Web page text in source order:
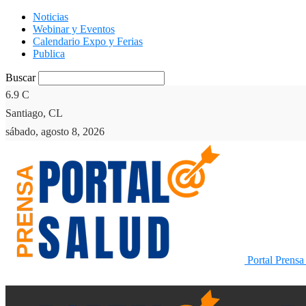
Noticias
Webinar y Eventos
Calendario Expo y Ferias
Publica
Buscar
6.9 C
Santiago, CL
sábado, agosto 8, 2026
Portal